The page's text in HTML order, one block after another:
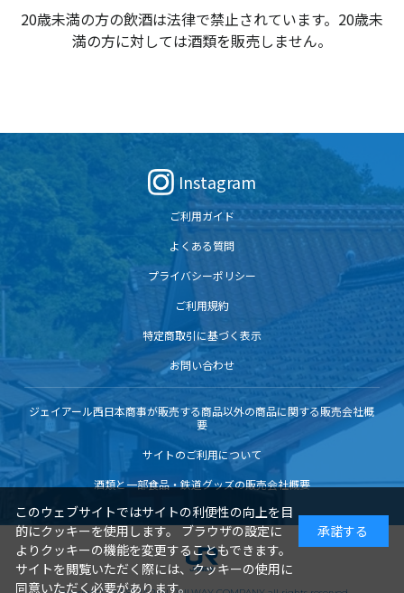
20歳未満の方の飲酒は法律で禁止されています。20歳未
満の方に対しては酒類を販売しません。
Instagram
ご利用ガイド
よくある質問
プライバシーポリシー
ご利用規約
特定商取引に基づく表示
お問い合わせ
ジェイアール西日本商事が販売する商品以外の商品に関する販売会社概
要
サイトのご利用について
酒類と一部食品・鉄道グッズの販売会社概要
このウェブサイトではサイトの利便性の向上を目
的にクッキーを使用します。 ブラウザの設定に
よりクッキーの機能を変更することもできます。
サイトを閲覧いただく際には、クッキーの使用に
同意いただく必要があります。
承諾する